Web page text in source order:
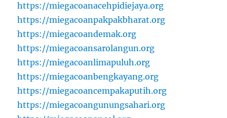
https://miegacoanacehpidiejaya.org
https://miegacoanpakpakbharat.org
https://miegacoandemak.org
https://miegacoansarolangun.org
https://miegacoanlimapuluh.org
https://miegacoanbengkayang.org
https://miegacoancempakaputih.org
https://miegacoangunungsahari.org